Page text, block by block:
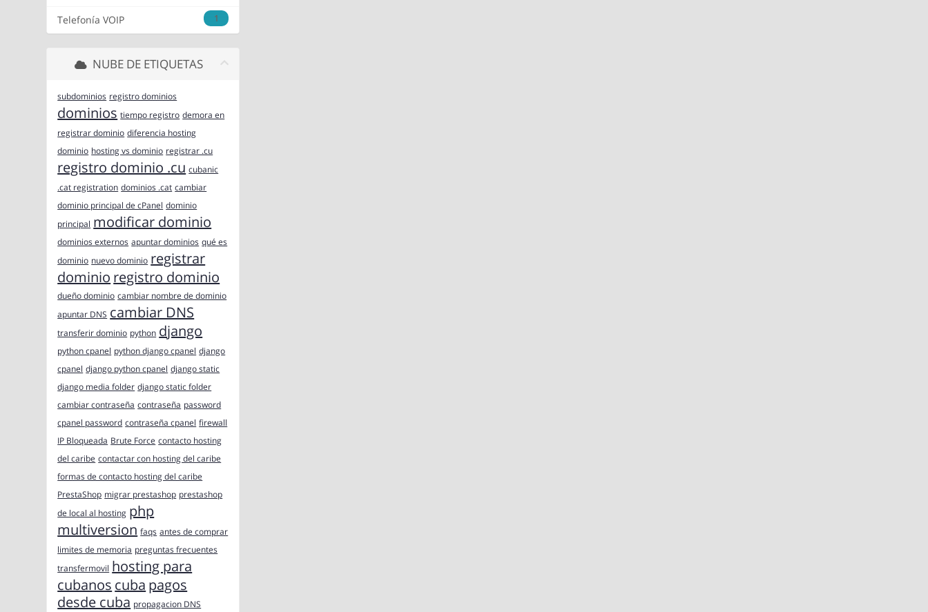
1
Telefonía VOIP
NUBE DE ETIQUETAS
subdominios registro dominios
dominios tiempo registro demora en
registrar dominio diferencia hosting
dominio hosting vs dominio registrar .cu
registro dominio .cu cubanic
.cat registration dominios .cat cambiar
dominio principal de cPanel dominio
principal modificar dominio
dominios externos apuntar dominios qué es
dominio nuevo dominio registrar
dominio registro dominio
dueño dominio cambiar nombre de dominio
apuntar DNS cambiar DNS
transferir dominio python django
python cpanel python django cpanel django
cpanel django python cpanel django static
django media folder django static folder
cambiar contraseña contraseña password
cpanel password contraseña cpanel firewall
IP Bloqueada Brute Force contacto hosting
del caribe contactar con hosting del caribe
formas de contacto hosting del caribe
PrestaShop migrar prestashop prestashop
de local al hosting php
multiversion faqs antes de comprar
limites de memoria preguntas frecuentes
transfermovil hosting para
cubanos cuba pagos
desde cuba propagacion DNS